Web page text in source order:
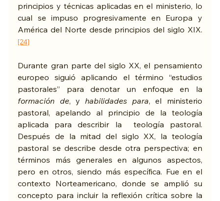
principios y técnicas aplicadas en el ministerio, lo
cual se impuso progresivamente en Europa y
América del Norte desde principios del siglo XIX.
[24]
Durante gran parte del siglo XX, el pensamiento
europeo siguió aplicando el término “estudios
formación de, y habilidades para, el ministerio
pastoral, apelando al principio de la teología
aplicada para describir la  teología pastoral.
Después de la mitad del siglo XX, la teología
pastoral se describe desde otra perspectiva; en
términos más generales en algunos aspectos,
pero en otros, siendo más específica. Fue en el
contexto Norteamericano, donde se amplió su
concepto para incluir la reflexión crítica sobre la